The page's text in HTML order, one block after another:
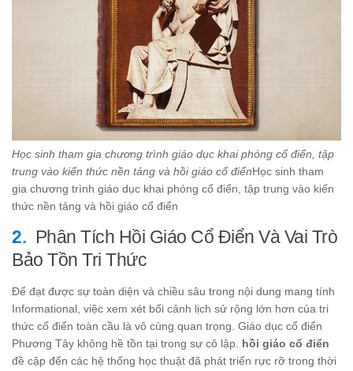
Học sinh tham gia chương trình giáo dục khai phóng cổ điển, tập
trung vào kiến thức nền tảng và hồi giáo cổ điểnHọc sinh tham
gia chương trình giáo dục khai phóng cổ điển, tập trung vào kiến
thức nền tảng và hồi giáo cổ điển
Phân Tích Hồi Giáo Cổ Điển Và Vai Trò
Bảo Tồn Tri Thức
Để đạt được sự toàn diện và chiều sâu trong nội dung mang tính
Informational, việc xem xét bối cảnh lịch sử rộng lớn hơn của tri
thức cổ điển toàn cầu là vô cùng quan trọng. Giáo dục cổ điển
Phương Tây không hề tồn tại trong sự cô lập. hồi giáo cổ điển
đề cập đến các hệ thống học thuật đã phát triển rực rỡ trong thời